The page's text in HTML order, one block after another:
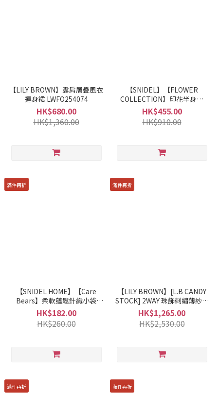
【LILY BROWN】露肩層疊風衣
連身裙 LWFO254074
HK$680.00
HK$1,360.00
【SNIDEL】【FLOWER
COLLECTION】印花半身裙
SWFS254334
HK$455.00
HK$910.00
滿件再折
【SNIDEL HOME】【Care
Bears】柔軟蓬鬆針織小袋
SHGG254258
HK$182.00
HK$260.00
滿件再折
【LILY BROWN】[L.B CANDY
STOCK] 2WAY 珠飾刺繡薄紗連
身裙 LWFO245805
HK$1,265.00
HK$2,530.00
滿件再折 滿件再折